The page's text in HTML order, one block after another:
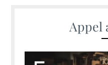
Appel